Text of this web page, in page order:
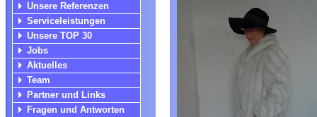
Unsere Referenzen
Serviceleistungen
Unsere TOP 30
Jobs
Aktuelles
Team
Partner und Links
Fragen und Antworten